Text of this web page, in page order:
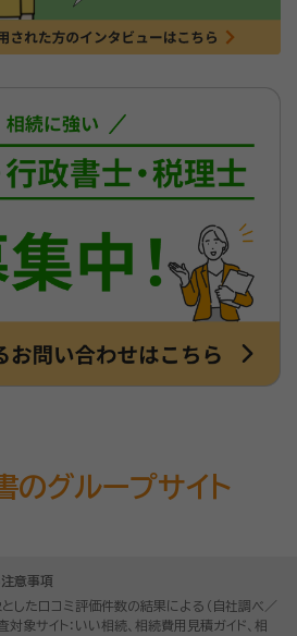
のグループサイト
意事項
した口コミ評価件数の結果による（自社調べ／
サイト：いい相続、相続費用見積ガイド、相